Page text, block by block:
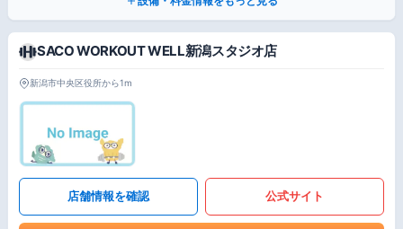
SACO WORKOUT WELL新潟スタジオ店
新潟市中央区役所から1m
店舗情報を確認 公式サイト